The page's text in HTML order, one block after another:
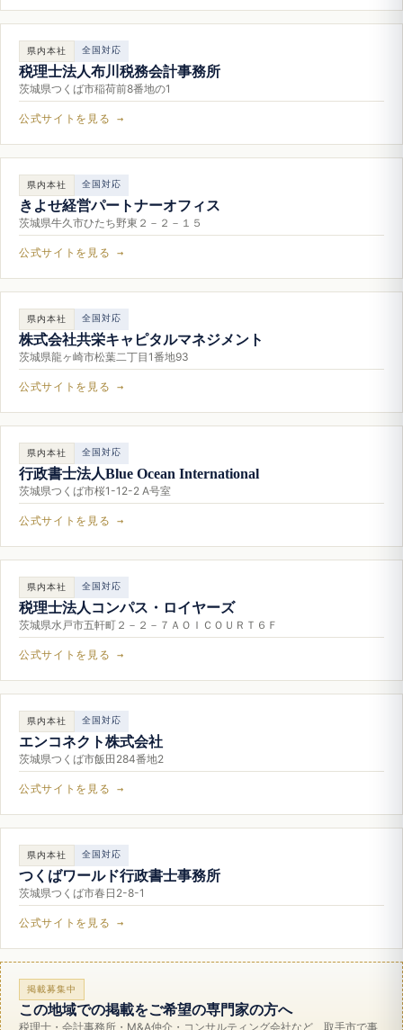
県内本社 全国対応
税理士法人布川税務会計事務所
茨城県つくば市稲荷前8番地の1
公式サイトを見る →
県内本社 全国対応
きよせ経営パートナーオフィス
茨城県牛久市ひたち野東２－２－１５
公式サイトを見る →
県内本社 全国対応
株式会社共栄キャピタルマネジメント
茨城県龍ヶ崎市松葉二丁目1番地93
公式サイトを見る →
県内本社 全国対応
行政書士法人Blue Ocean International
茨城県つくば市桜1-12-2 A号室
公式サイトを見る →
県内本社 全国対応
税理士法人コンパス・ロイヤーズ
茨城県水戸市五軒町２－２－７ＡＯＩＣＯＵＲＴ６Ｆ
公式サイトを見る →
県内本社 全国対応
エンコネクト株式会社
茨城県つくば市飯田284番地2
公式サイトを見る →
県内本社 全国対応
つくばワールド行政書士事務所
茨城県つくば市春日2-8-1
公式サイトを見る →
掲載募集中
この地域での掲載をご希望の専門家の方へ
税理士・会計事務所・M&A仲介・コンサルティング会社など、取手市で事